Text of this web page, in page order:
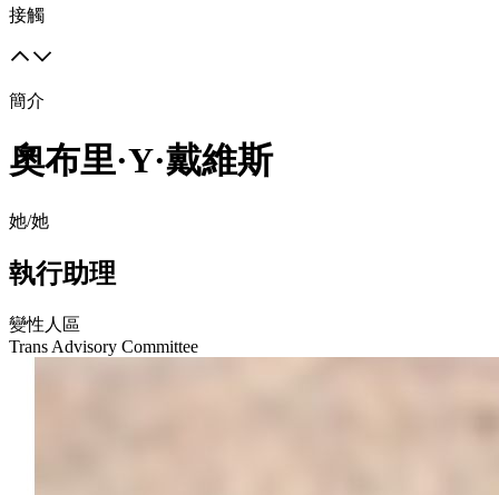
接觸
簡介
奧布里·Y·戴維斯
她/她
執行助理
變性人區
Trans Advisory Committee